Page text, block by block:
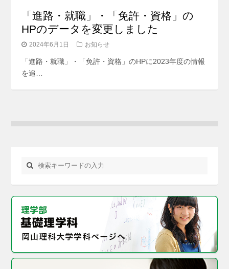
「進路・就職」・「免許・資格」の
HPのデータを変更しました
2024年6月1日 お知らせ
「進路・就職」・「免許・資格」のHPに2023年度の情報
を追…